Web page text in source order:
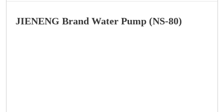
JIENENG Brand Water Pump (NS-80)